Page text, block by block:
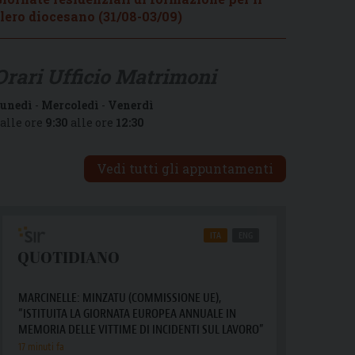
diocesano (31/08-03/09)
- Mercoledì - Venerdì
ore 9:30 alle ore 12:30
Vedi tutti gli appuntamenti